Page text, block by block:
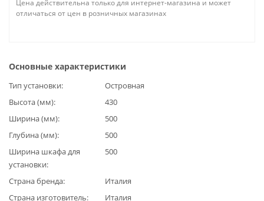
Цена действительна только для интернет-магазина и может
отличаться от цен в розничных магазинах
Основные характеристики
Тип установки
Островная
Высота (мм)
430
Ширина (мм)
500
Глубина (мм)
500
Ширина шкафа для
установки
500
Страна бренда
Италия
Страна изготовитель
Италия